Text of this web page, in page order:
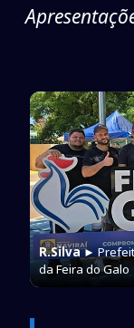
R.Silva►
da Feira do Galo